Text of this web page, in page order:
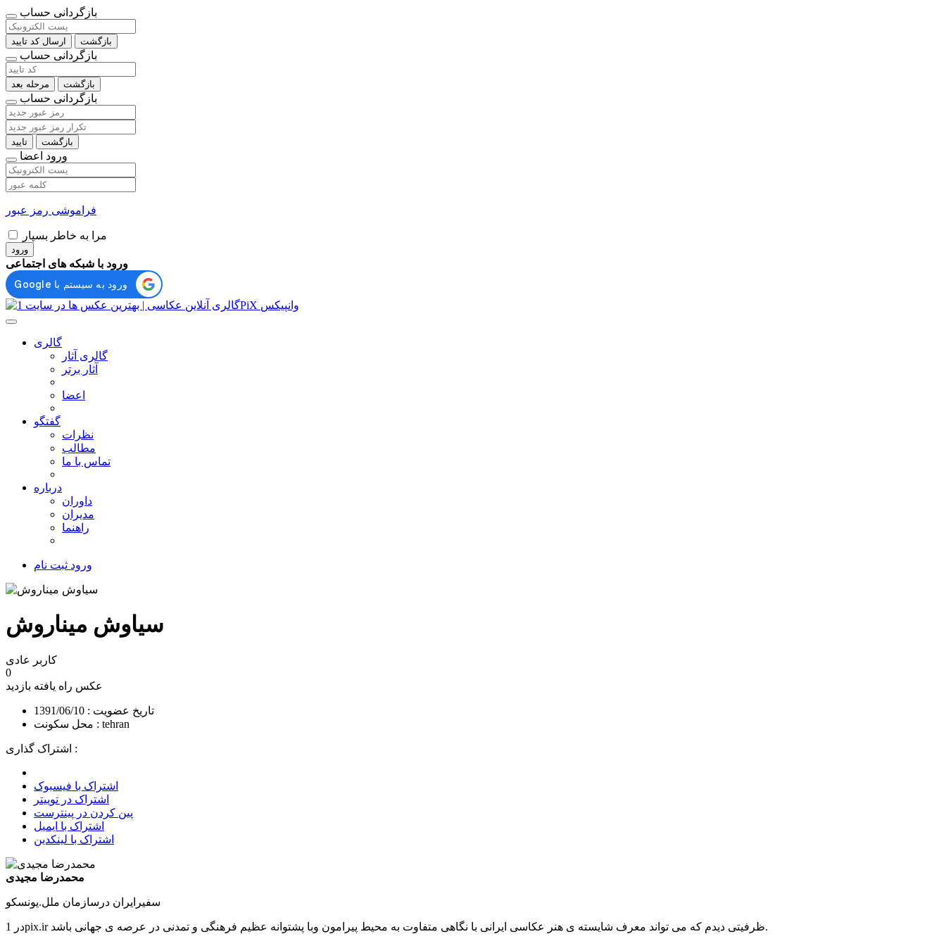
بازگردانی حساب
ارسال کد تایید بازگشت
بازگردانی حساب
مرحله بعد بازگشت
بازگردانی حساب
تایید بازگشت
ورود اعضا
فراموشی رمز عبور
مرا به خاطر بسپار
ورود
ورود با شبکه های اجتماعی
گالری
گالری آثار
آثار برتر
اعضا
گفتگو
نظرات
مطالب
تماس با ما
درباره
داوران
مدیران
راهنما
ورود ثبت نام
سیاوش میناروش
کاربر عادی
0
عکس راه یافته بازدید
تاریخ عضویت : 1391/06/10
محل سکونت : tehran
اشتراک گذاری :
اشتراک با فیسبوک
اشتراک در توییتر
پین کردن در پینترست
اشتراک با ایمیل
اشتراک با لینکدین
محمدرضا مجیدی
سفیرایران درسازمان ملل.یونسکو
در 1pix.ir ظرفیتی دیدم که می تواند معرف شایسته ی هنر عکاسی ایرانی با نگاهی متفاوت به محیط پیرامون وبا پشتوانه عظیم فرهنگی و تمدنی در عرصه ی جهانی باشد.